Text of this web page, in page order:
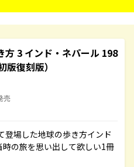
方 3 インド・ネパール 198
版復刻版）
売
登場した地球の歩き方インド
の旅を思い出して欲しい1冊